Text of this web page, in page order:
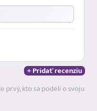
+ Pridať recenziu
prvý, kto sa podelí o svoju